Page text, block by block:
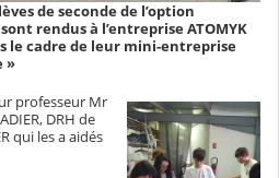
de seconde de l’option
rendus à l’entreprise ATOMYK
le cadre de leur mini-entreprise
»
professeur Mr
DRH de
qui les a aidés